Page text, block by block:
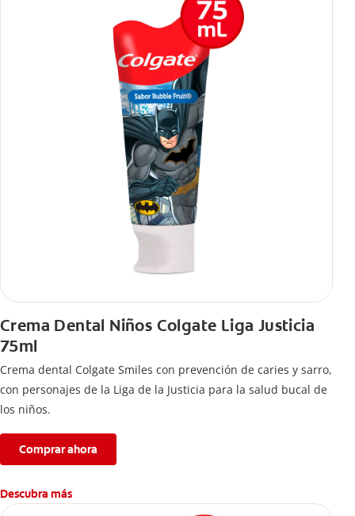
Crema Dental Niños Colgate Liga Justicia
75ml
Crema dental Colgate Smiles con prevención de caries y sarro,
con personajes de la Liga de la Justicia para la salud bucal de
los niños.
Comprar ahora
Descubra más